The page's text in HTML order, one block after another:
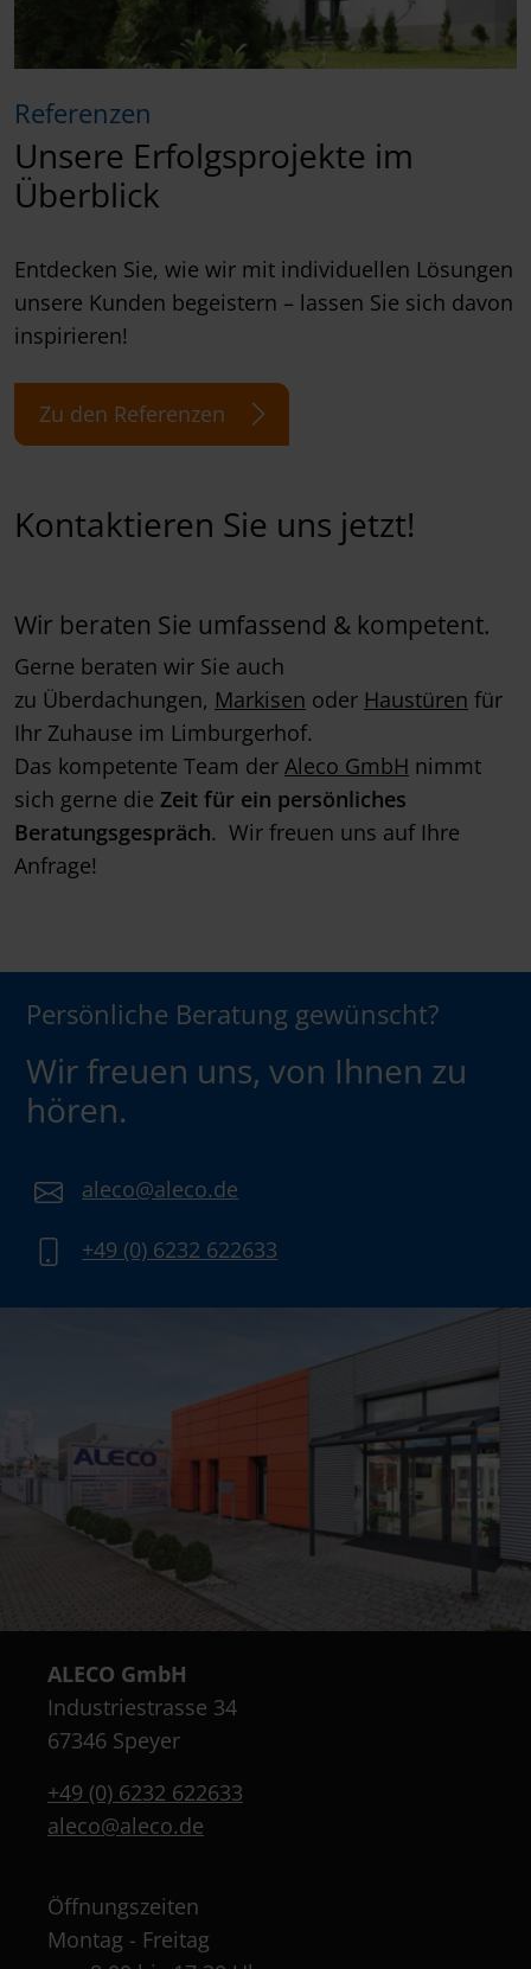
Referenzen
Unsere Erfolgsprojekte im
Überblick
Entdecken Sie, wie wir mit individuellen Lösungen
unsere Kunden begeistern – lassen Sie sich davon
inspirieren!
Zu den Referenzen
Kontaktieren Sie uns jetzt!
Wir beraten Sie umfassend & kompetent.
Gerne beraten wir Sie auch
zu Überdachungen, Markisen oder Haustüren für
Ihr Zuhause im Limburgerhof.
Das kompetente Team der Aleco GmbH nimmt
sich gerne die Zeit für ein persönliches
Beratungsgespräch. Wir freuen uns auf Ihre
Anfrage!
Persönliche Beratung gewünscht?
Wir freuen uns, von Ihnen zu
hören.
aleco@aleco.de
+49 (0) 6232 622633
ALECO GmbH
Industriestrasse 34
67346 Speyer
+49 (0) 6232 622633
aleco@aleco.de
Öffnungszeiten
Montag - Freitag